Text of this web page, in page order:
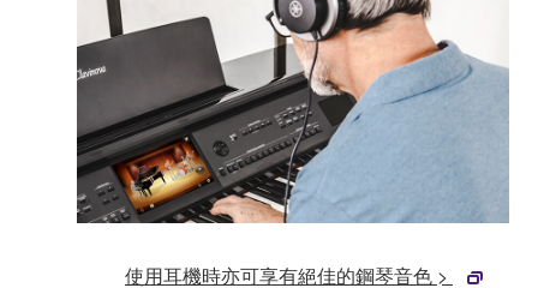
使用耳機時亦可享有絕佳的鋼琴音色 >